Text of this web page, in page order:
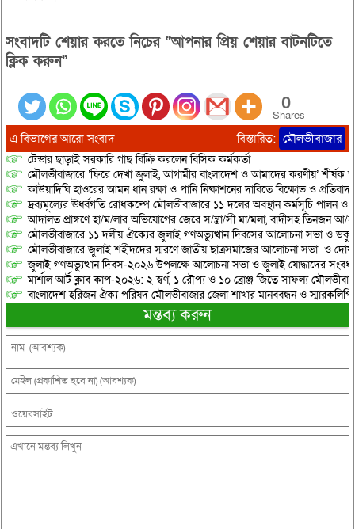
সংবাদটি শেয়ার করতে নিচের “আপনার প্রিয় শেয়ার বাটনটিতে
ক্লিক করুন”
0
Shares
এ বিভাগের আরো সংবাদ বিস্তারিত: মৌলভীবাজার
টেন্ডার ছাড়াই সরকারি গাছ বিক্রি করলেন বিসিক কর্মকর্তা
মৌলভীবাজারে ‘ফিরে দেখা জুলাই, আগামীর বাংলাদেশ ও আমাদের করণীয়’ শীর্ষক
কাউয়াদিঘি হাওরের আমন ধান রক্ষা ও পানি নিষ্কাশনের দাবিতে বিক্ষোভ ও
দ্রব্যমূল্যের ঊর্ধ্বগতি রোধকল্পে মৌলভীবাজারে ১১ দলের অবস্থান কর্মসূচি পালন ও
আদালত প্রাঙ্গণে হা/ম/লার অভিযোগের জেরে স/ন্ত্রা/সী মা/মলা, বাদীসহ তিনজন আ/
মৌলভীবাজারে ১১ দলীয় ঐক্যের জুলাই গণঅভ্যুত্থান দিবসের আলোচনা সভা ও
মৌলভীবাজারে জুলাই শহীদদের স্মরণে জাতীয় ছাত্রসমাজের আলোচনা সভা ও
জুলাই গণঅভ্যুত্থান দিবস-২০২৬ উপলক্ষে আলোচনা সভা ও জুলাই যোদ্ধাদের
মার্শাল আর্ট ক্লাব কাপ-২০২৬: ২ স্বর্ণ, ১ রৌপ্য ও ১০ ব্রোঞ্জ জিতে সাফল্য
বাংলাদেশ হরিজন ঐক্য পরিষদ মৌলভীবাজার জেলা শাখার মানববন্ধন ও স্মারকলিপি
মন্তব্য করুন